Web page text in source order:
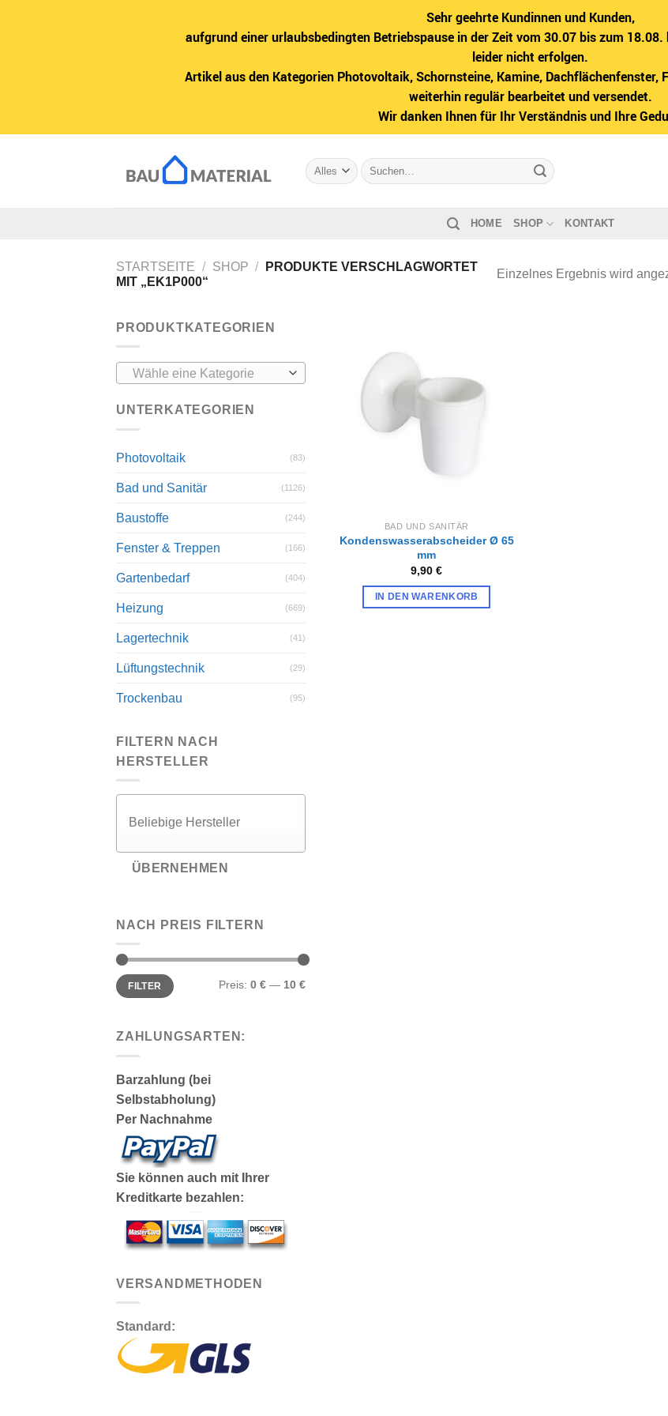
Sehr geehrte Kundinnen und Kunden,
aufgrund einer urlaubsbedingten Betriebspause in der Zeit vom 30.07 bis zum
leider nicht erfolgen.
Artikel aus den Kategorien Photovoltaik, Schornsteine, Kamine, Dachflächenfenster,
weiterhin regulär bearbeitet und versendet.
Wir danken Ihnen für Ihr Verständnis und Ihre
Suche
nach:
HOME SHOP KONTAKT
STARTSEITE / SHOP /
PRODUKTE VERSCHLAGWORTET
MIT „EK1P000“
Einzelnes Ergebnis wird
PRODUKTKATEGORIEN
Wähle eine Kategorie
UNTERKATEGORIEN
Photovoltaik (83)
Bad und Sanitär (1126)
Baustoffe (244)
Fenster & Treppen (166)
Gartenbedarf (404)
Heizung (669)
Lagertechnik (41)
Lüftungstechnik (29)
Trockenbau (95)
FILTERN NACH
HERSTELLER
ÜBERNEHMEN
NACH PREIS FILTERN
Min.
Preis
Max.
PreisFILTER Preis: 0 € — 10 €
ZAHLUNGSARTEN:
Barzahlung (bei
Selbstabholung)
Per Nachnahme
Sie können auch mit Ihrer
Kreditkarte bezahlen:
VERSANDMETHODEN
Standard:
hinzufügen
BAD UND SANITÄR
Kondenswasserabscheider Ø 65
mm
9,90€
IN DEN WARENKORB